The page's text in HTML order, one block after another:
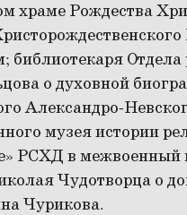
храме Рождества
библиотекаря
о духовной
Александро-
музея истории
РСХД в межвоенный
Чудотворца о
Чурикова.